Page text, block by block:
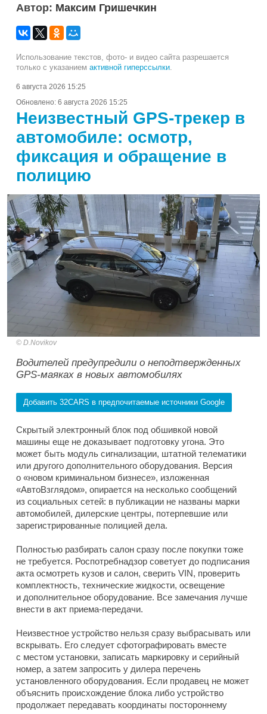
Автор: Максим Гришечкин
Использование текстов, фото- и видео сайта разрешается
только с указанием активной гиперссылки
6 августа 2026 15:25
Обновлено: 6 августа 2026 15:25
Неизвестный GPS-трекер в
автомобиле: осмотр,
фиксация и обращение в
полицию
D.Novikov
Водителей предупредили о неподтвержденных
GPS-маяках в новых автомобилях
Добавить 32CARS в предпочитаемые источники Google
Скрытый электронный блок под обшивкой новой
машины еще не доказывает подготовку угона. Это
может быть модуль сигнализации, штатной телематики
или другого дополнительного оборудования. Версия
о «новом криминальном бизнесе», изложенная
«АвтоВзглядом», опирается на несколько сообщений
из социальных сетей: в публикации не названы марки
автомобилей, дилерские центры, потерпевшие или
зарегистрированные полицией дела.
Полностью разбирать салон сразу после покупки тоже
не требуется. Роспотребнадзор советует до подписания
акта осмотреть кузов и салон, сверить VIN, проверить
комплектность, технические жидкости, освещение
и дополнительное оборудование. Все замечания лучше
внести в акт приема-передачи.
Неизвестное устройство нельзя сразу выбрасывать или
вскрывать. Его следует сфотографировать вместе
с местом установки, записать маркировку и серийный
номер, а затем запросить у дилера перечень
установленного оборудования. Если продавец не может
объяснить происхождение блока либо устройство
продолжает передавать координаты постороннему